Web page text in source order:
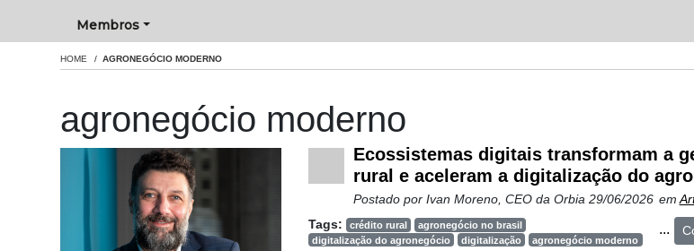
Membros
HOME AGRONEGÓCIO MODERNO
agronegócio moderno
Ecossistemas digitais transformam a
rural e aceleram a digitalização do
Postado por Ivan Moreno, CEO da Orbia 29/06/2026 em
...
Tags: crédito rural
agronegócio no brasil
digitalização do agronegócio
digitalização agronegócio moderno